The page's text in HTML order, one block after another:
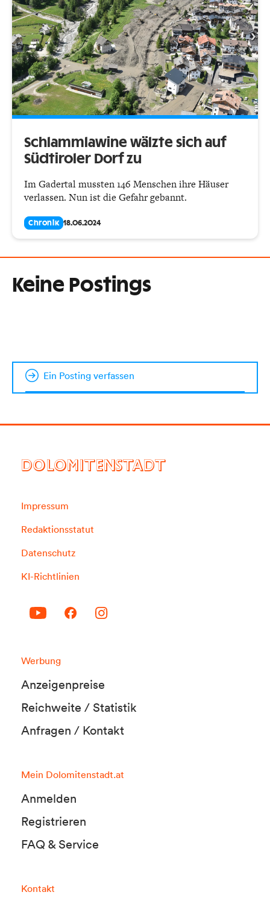
Schlammlawine wälzte sich auf
Südtiroler Dorf zu
Im Gadertal mussten 146 Menschen ihre Häuser
verlassen. Nun ist die Gefahr gebannt.
Chronik 18.06.2024
Keine Postings
Ein Posting verfassen
DOLOMITENSTADT
Impressum
Redaktionsstatut
Datenschutz
KI-Richtlinien
Werbung
Anzeigenpreise
Reichweite / Statistik
Anfragen / Kontakt
Mein Dolomitenstadt.at
Anmelden
Registrieren
FAQ & Service
Kontakt